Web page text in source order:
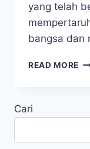
yang telah
bangsa dan
READ MORE
Cari